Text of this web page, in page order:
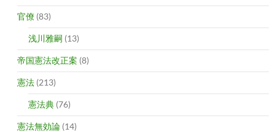
官僚 (83)
浅川雅嗣 (13)
帝国憲法改正案 (8)
憲法 (213)
憲法典 (76)
憲法無効論 (14)